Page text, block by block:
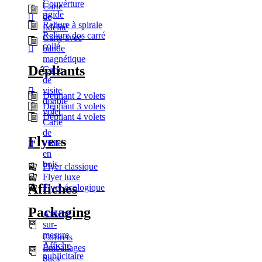
Couverture
rigide
Reliure à spirale
Reliure dos carré
collé
Dépliants
Dépliant 2 volets
Dépliant 3 volets
Dépliant 4 volets
Flyers
Flyer classique
Flyer luxe
Flyer écologique
Packaging
Coffrets
Emballages
Sacs
Carte
de
fidélité
Carte avec
bande
magnétique
Carte
de
visite
double
volet
Carte
de
visite
en
bois
Affiches
Affiche
sur-
mesure
Affiche
publicitaire